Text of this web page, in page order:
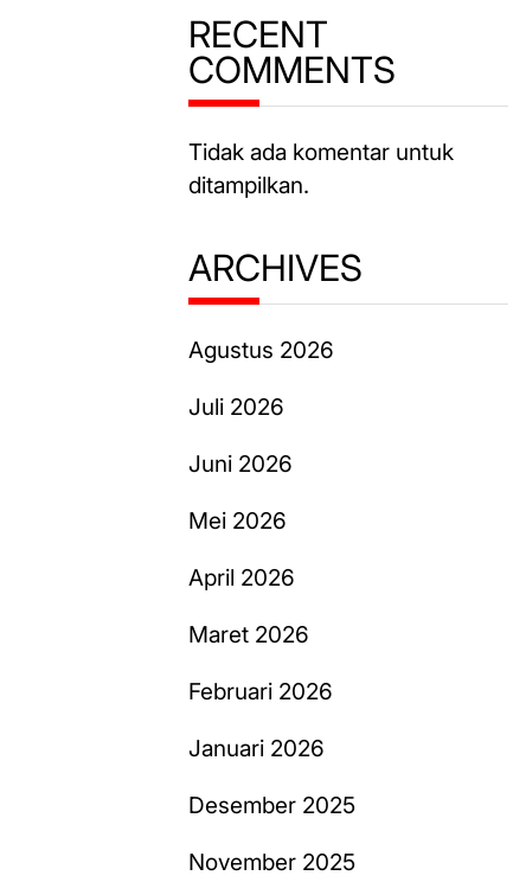
RECENT
COMMENTS
Tidak ada komentar untuk
ditampilkan.
ARCHIVES
Agustus 2026
Juli 2026
Juni 2026
Mei 2026
April 2026
Maret 2026
Februari 2026
Januari 2026
Desember 2025
November 2025